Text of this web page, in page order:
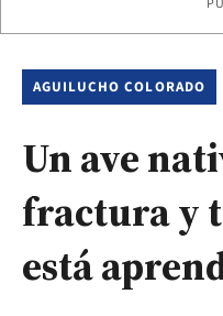
AGUILUCHO COLORADO
Un ave
fractura y
está